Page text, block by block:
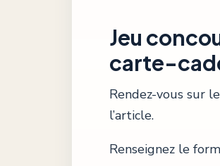
Jeu
carte-
Rendez-vous sur
l’article.
Renseignez le